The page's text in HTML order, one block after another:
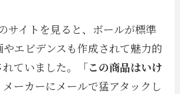
サイトを見ると、ボールが標準
エビデンスも作成されて魅力的
ていました。「この商品はいけ
メーカーにメールで猛アタックし